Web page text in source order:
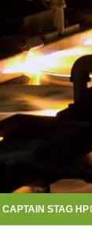
CAPTAIN STAG HP